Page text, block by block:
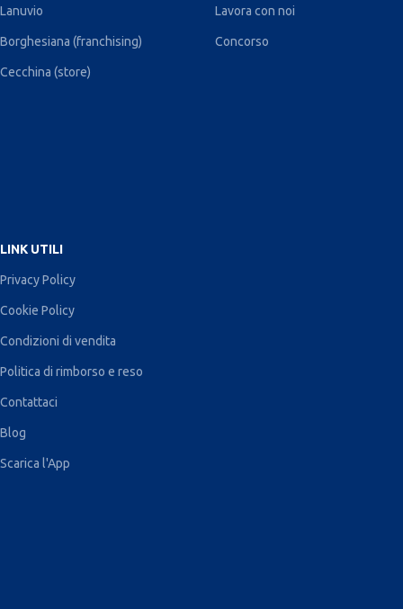
Lanuvio
Borghesiana (franchising)
Cecchina (store)
Lavora con noi
Concorso
LINK UTILI
Privacy Policy
Cookie Policy
Condizioni di vendita
Politica di rimborso e reso
Contattaci
Blog
Scarica l'App